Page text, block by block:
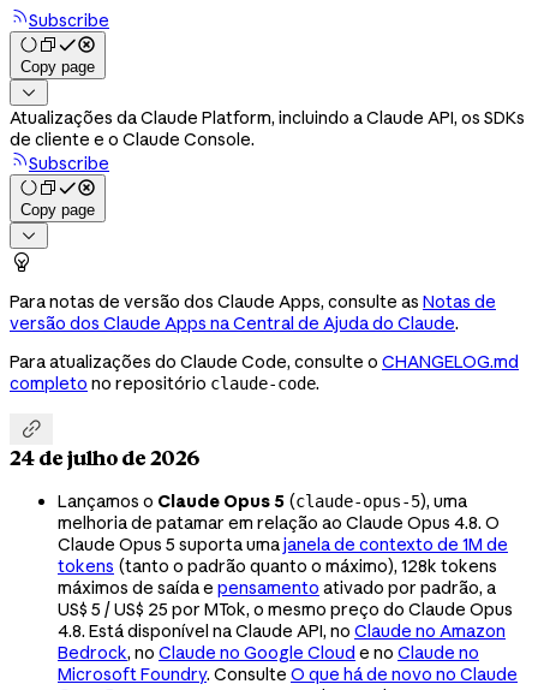
Subscribe
Copy page

Atualizações da Claude Platform, incluindo a Claude API, os SDKs
de cliente e o Claude Console.
Subscribe
Copy page


Para notas de versão dos Claude Apps, consulte as Notas de
versão dos Claude Apps na Central de Ajuda do Claude.
Para atualizações do Claude Code, consulte o CHANGELOG.md
completo no repositório claude-code.

24 de julho de 2026
Lançamos o Claude Opus 5 (claude-opus-5), uma
melhoria de patamar em relação ao Claude Opus 4.8. O
Claude Opus 5 suporta umajanela de contexto de 1M de
tokens (tanto o padrão quanto o máximo), 128k tokens
máximos de saída e pensamento ativado por padrão, a
US$ 5 / US$ 25 por MTok, o mesmo preço do Claude Opus
4.8. Está disponível na Claude API, no Claude no Amazon
Bedrock, no Claude no Google Cloud e no Claude no
Microsoft Foundry. Consulte O que há de novo no Claude